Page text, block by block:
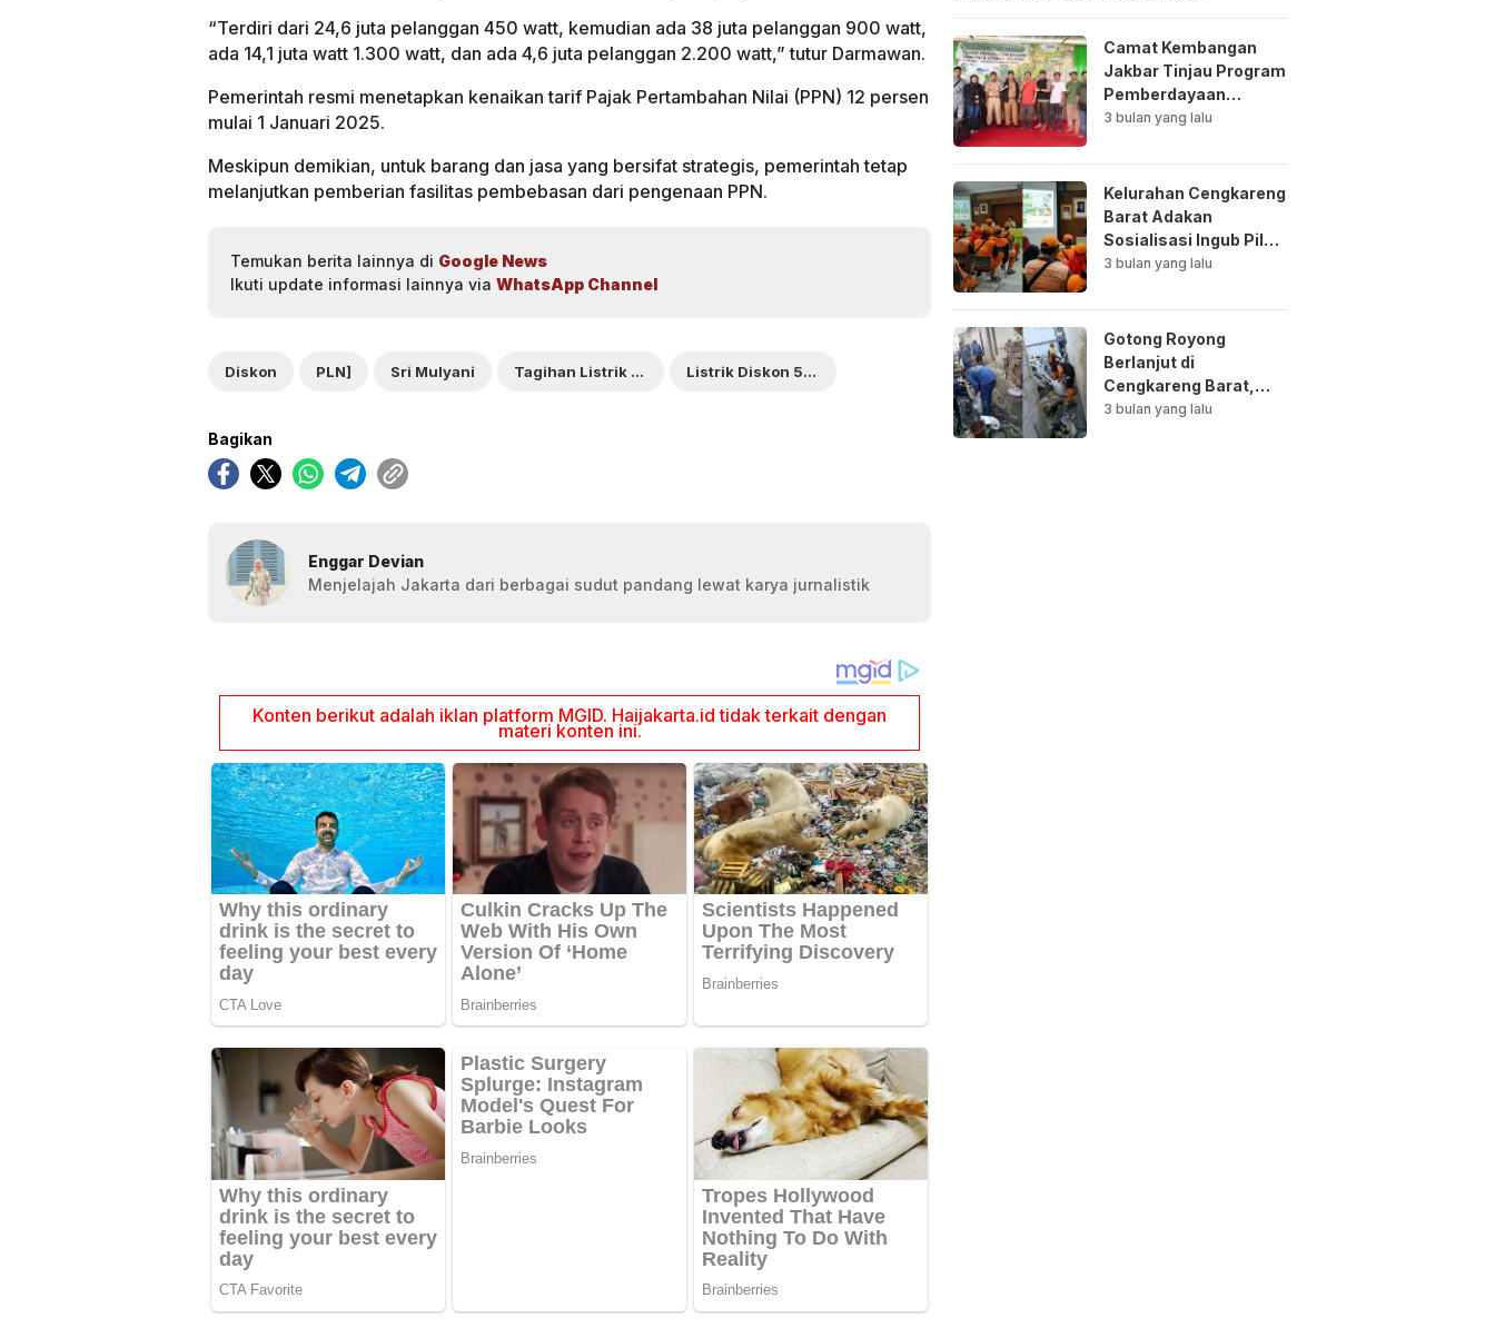
“Terdiri dari 24,6 juta pelanggan 450 watt, kemudian ada 38 juta pelanggan 900 watt,
ada 14,1 juta watt 1.300 watt, dan ada 4,6 juta pelanggan 2.200 watt,” tutur Darmawan.
Pemerintah resmi menetapkan kenaikan tarif Pajak Pertambahan Nilai (PPN) 12 persen
mulai 1 Januari 2025.
Meskipun demikian, untuk barang dan jasa yang bersifat strategis, pemerintah tetap
melanjutkan pemberian fasilitas pembebasan dari pengenaan PPN.
Temukan berita lainnya di Google News
Ikuti update informasi lainnya via WhatsApp Channel
Diskon PLN] Sri Mulyani Tagihan Listrik Diskon 50 Persen Listrik Diskon 50 Persen
Bagikan
Enggar Devian
Menjelajah Jakarta dari berbagai sudut pandang lewat karya jurnalistik
Camat Kembangan
Jakbar Tinjau Program
Pemberdayaan
Lingkungan di Bale
3 bulan yang lalu
Kelurahan Cengkareng
Barat Adakan
Sosialisasi Ingub Pilah
Sampah Kepada PPSU
3 bulan yang lalu
Gotong Royong
Berlanjut di
Cengkareng Barat,
Saluran Air
3 bulan yang lalu